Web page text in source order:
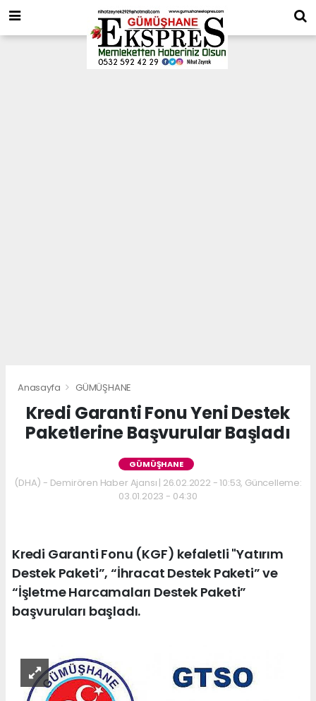
Anasayfa GÜMÜŞHANE
Kredi Garanti Fonu Yeni Destek
Paketlerine Başvurular Başladı
GÜMÜŞHANE
(DHA) - Demirören Haber Ajansı | 26.02.2022 - 10:53, Güncelleme:
03.01.2023 - 04:30
Kredi Garanti Fonu (KGF) kefaletli "Yatırım
Destek Paketi”, “İhracat Destek Paketi” ve
“İşletme Harcamaları Destek Paketi”
başvuruları başladı.